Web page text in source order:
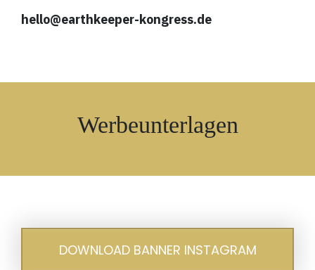
hello@earthkeeper-kongress.de
Werbeunterlagen
DOWNLOAD BANNER INSTAGRAM